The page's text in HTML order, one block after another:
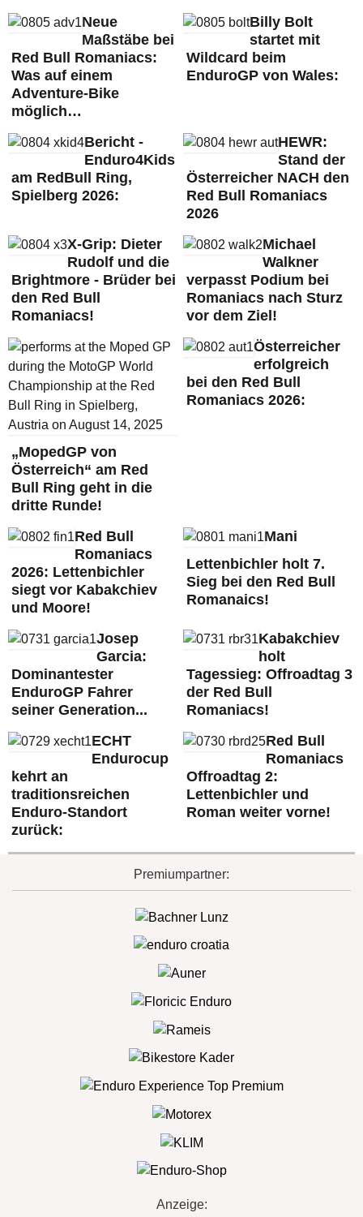
Neue
Maßstäbe bei
Red Bull Romaniacs:
Was auf einem
Adventure-Bike
möglich…
Billy Bolt
startet mit
Wildcard beim
EnduroGP von Wales:
Bericht -
Enduro4Kids
am RedBull Ring,
Spielberg 2026:
HEWR:
Stand der
Österreicher NACH den
Red Bull Romaniacs
2026
X-Grip: Dieter
Rudolf und die
Brightmore - Brüder bei
den Red Bull
Romaniacs!
Michael
Walkner
verpasst Podium bei
Romaniacs nach Sturz
vor dem Ziel!
„MopedGP von
Österreich“ am Red
Bull Ring geht in die
dritte Runde!
Österreicher
erfolgreich
bei den Red Bull
Romaniacs 2026:
Red Bull
Romaniacs
2026: Lettenbichler
siegt vor Kabakchiev
und Moore!
Mani
Lettenbichler holt 7.
Sieg bei den Red Bull
Romanaics!
Josep
Garcia:
Dominantester
EnduroGP Fahrer
seiner Generation...
Kabakchiev
holt
Tagessieg: Offroadtag 3
der Red Bull
Romaniacs!
ECHT
Endurocup
kehrt an
traditionsreichen
Enduro-Standort
zurück:
Red Bull
Romaniacs
Offroadtag 2:
Lettenbichler und
Roman weiter vorne!
Premiumpartner:
Anzeige: